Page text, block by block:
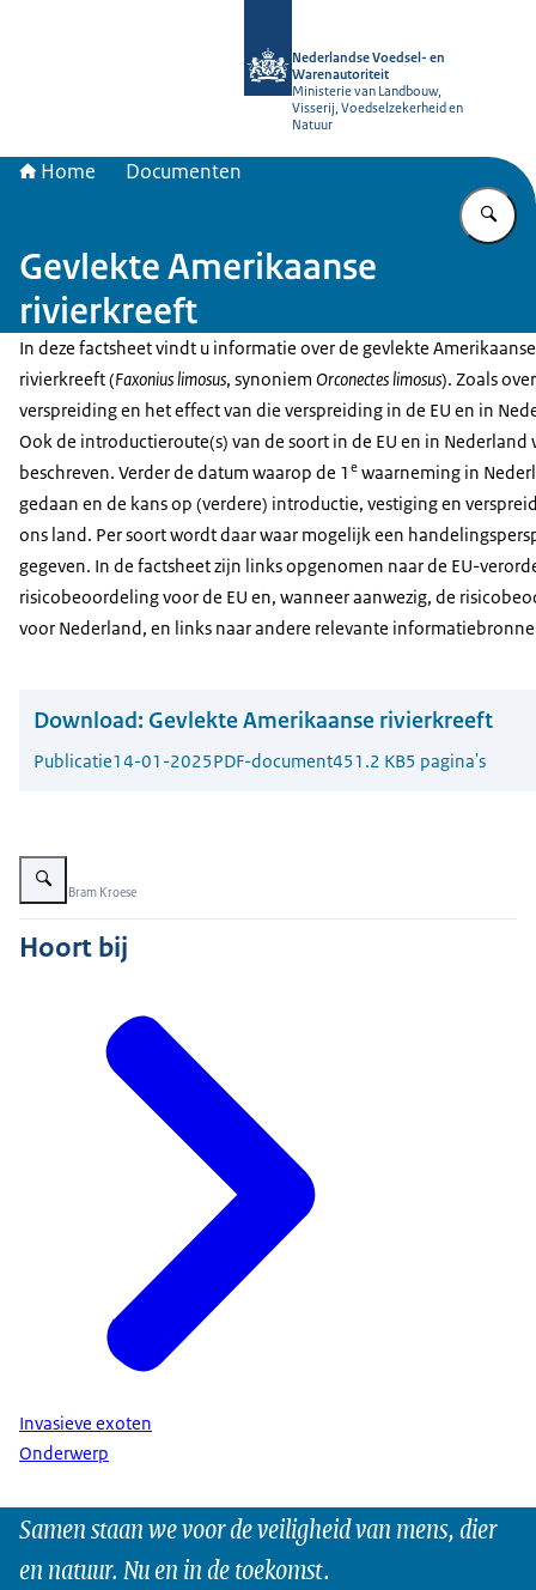
Nederlandse Voedsel- en
Warenautoriteit
Ministerie van Landbouw,
Visserij, Voedselzekerheid en
Natuur
Home Documenten
Gevlekte Amerikaanse
rivierkreeft
In deze factsheet vindt u informatie over de gevlekte Amerikaanse
rivierkreeft (Faxonius limosus, synoniem Orconectes limosus). Zoals
verspreiding en het effect van die verspreiding in de EU en in
Ook de introductieroute(s) van de soort in de EU en in Nederland
beschreven. Verder de datum waarop de 1 e waarneming in
gedaan en de kans op (verdere) introductie, vestiging en
ons land. Per soort wordt daar waar mogelijk een
gegeven. In de factsheet zijn links opgenomen naar de EU-
risicobeoordeling voor de EU en, wanneer aanwezig, de
voor Nederland, en links naar andere relevante
Download: Gevlekte Amerikaanse rivierkreeft
Publicatie14-01-2025PDF-document451.2 KB5 pagina's
Vergroot afbeelding Gevlekte Amerikaanse rivierkreeft
Beeld: © Bram Kroese
Hoort bij
Invasieve exoten
Onderwerp
Samen staan we voor de veiligheid van mens, dier
en natuur. Nu en in de toekomst.